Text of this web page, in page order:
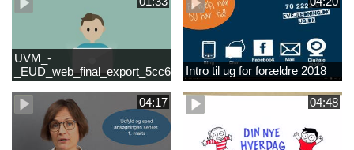
UVM_-
Intro til ug for forældre 2018
04:17 04:48